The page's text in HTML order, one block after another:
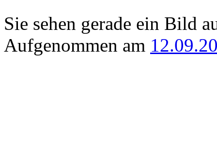
Sie sehen gerade ein Bild
Aufgenommen am